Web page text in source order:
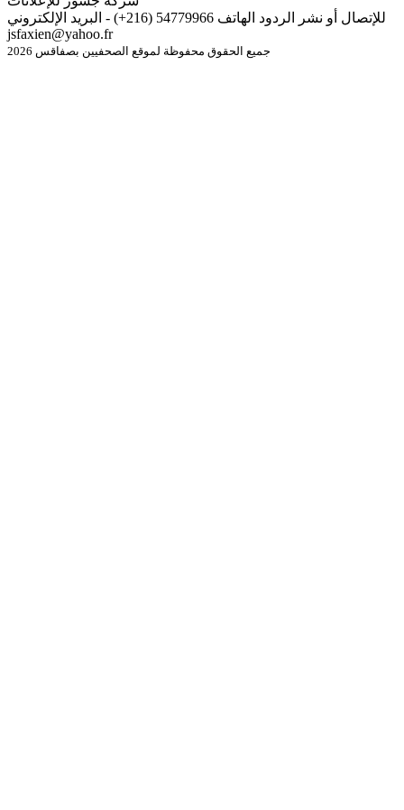
للإتصال أو نشر الردود الهاتف 54779966 (216+) - البريد الإلكتروني
jsfaxien@yahoo.fr
جميع الحقوق محفوظة لموقع الصحفيين بصفاقس 2026